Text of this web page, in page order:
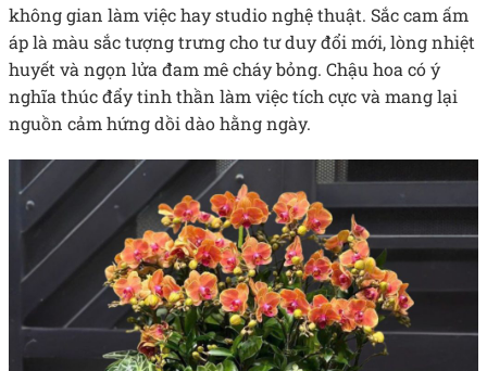
không gian làm việc hay studio nghệ thuật. Sắc cam ấm
áp là màu sắc tượng trưng cho tư duy đổi mới, lòng nhiệt
huyết và ngọn lửa đam mê cháy bỏng. Chậu hoa có ý
nghĩa thúc đẩy tinh thần làm việc tích cực và mang lại
nguồn cảm hứng dồi dào hằng ngày.